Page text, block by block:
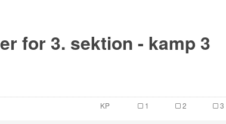
for 3. sektion - kamp 3
KP 1 2 3